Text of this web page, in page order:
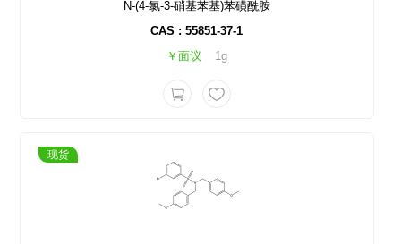
N-(4-氯-3-硝基苯基)苯磺酰胺
CAS : 55851-37-1
￥面议
1g
现货